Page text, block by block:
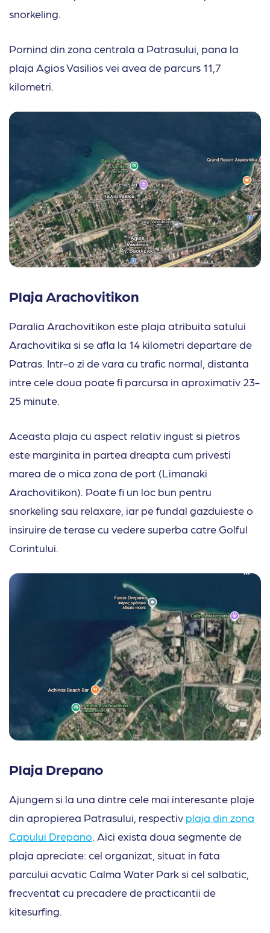
snorkeling.
Pornind din zona centrala a Patrasului, pana la
plaja Agios Vasilios vei avea de parcurs 11,7
kilometri.
Plaja Arachovitikon
Paralia Arachovitikon este plaja atribuita satului
Arachovitika si se afla la 14 kilometri departare de
Patras. Intr-o zi de vara cu trafic normal, distanta
intre cele doua poate fi parcursa in aproximativ 23-
25 minute.
Aceasta plaja cu aspect relativ ingust si pietros
este marginita in partea dreapta cum privesti
marea de o mica zona de port (Limanaki
Arachovitikon). Poate fi un loc bun pentru
snorkeling sau relaxare, iar pe fundal gazduieste o
insiruire de terase cu vedere superba catre Golful
Corintului.
Plaja Drepano
Ajungem si la una dintre cele mai interesante plaje
din apropierea Patrasului, respectiv plaja din zona
Capului Drepano . Aici exista doua segmente de
plaja apreciate: cel organizat, situat in fata
parcului acvatic Calma Water Park si cel salbatic,
frecventat cu precadere de practicantii de
kitesurfing.